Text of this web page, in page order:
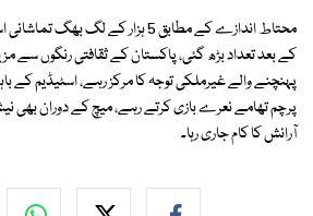
محتاط اندازے کے مطابق 5 ہزار کے
کے بعد تعداد بڑھ گئی، پاکستان کے ثقافتی رنگوں سے
پہنچنے والے غیرملکی توجہ کا مرکز رہے، اسٹیڈیم کے
پرچم تھامے نعرے بازی کرتے رہے، میچ کے دوران بھی
آرائش کا کام جاری رہا۔